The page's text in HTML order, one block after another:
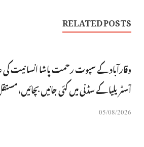
RELATED POSTS
وقارآباد کے سپوت رحمت پاشا انسانیت
آسٹریلیا کے سڈنی میں کئی جانیں بچائیں،
05/08/2026